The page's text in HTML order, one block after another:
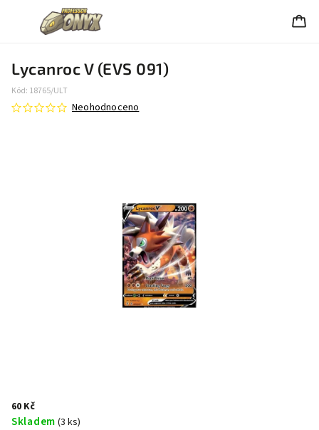
Lycanroc V (EVS 091)
Kód: 18765/ULT
Neohodnoceno
60 Kč
Skladem (3 ks)